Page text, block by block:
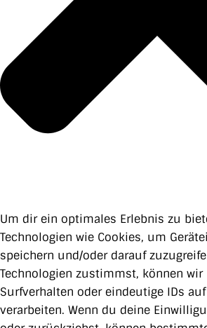
Um dir ein optimales Erlebnis zu
Technologien wie Cookies, um
speichern und/oder darauf
Technologien zustimmst, können wir
Surfverhalten oder eindeutige IDs
verarbeiten. Wenn du deine